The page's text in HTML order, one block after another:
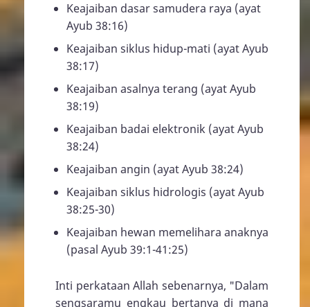
Keajaiban dasar samudera raya (ayat
Ayub 38:16)
Keajaiban siklus hidup-mati (ayatAyub
38:17)
Keajaiban asalnya terang (ayatAyub
38:19)
Keajaiban badai elektronik (ayatAyub
38:24)
Keajaiban angin (ayatAyub 38:24)
Keajaiban siklus hidrologis (ayatAyub
38:25-30)
Keajaiban hewan memelihara anaknya
(pasal Ayub 39:1-41:25)
Inti perkataan Allah sebenarnya, "Dalam
sengsaramu engkau bertanya di mana